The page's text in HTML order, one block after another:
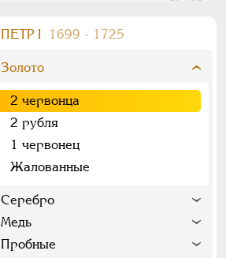
ПEТР I 1699 - 1725
Золото
2 червонца
2 рубля
1 червонец
Жалованные
Серебро
Медь
Пробные